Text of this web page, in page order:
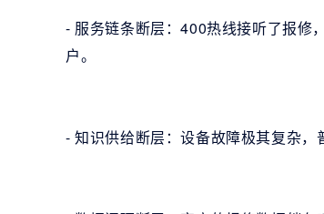
- 服务链条断层：400热线接听了报修
户。
- 知识供给断层：设备故障极其复杂，